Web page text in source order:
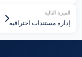
الميزة التالية
إدارة مستندات احترافية